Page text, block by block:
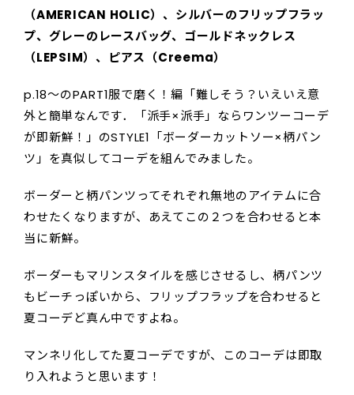
（AMERICAN HOLIC）、シルバーのフリップフラッ
プ、グレーのレースバッグ、ゴールドネックレス
（LEPSIM）、ピアス（Creema）
p.18〜のPART1服で磨く！編「難しそう？いえいえ意
外と簡単なんです．「派手×派手」ならワンツーコーデ
が即新鮮！」のSTYLE1「ボーダーカットソー×柄パン
ツ」を真似してコーデを組んでみました。
ボーダーと柄パンツってそれぞれ無地のアイテムに合
わせたくなりますが、あえてこの２つを合わせると本
当に新鮮。
ボーダーもマリンスタイルを感じさせるし、柄パンツ
もビーチっぽいから、フリップフラップを合わせると
夏コーデど真ん中ですよね。
マンネリ化してた夏コーデですが、このコーデは即取
り入れようと思います！